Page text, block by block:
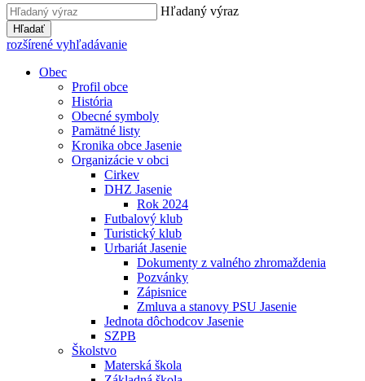
Hľadaný výraz
Hľadať
rozšírené vyhľadávanie
Obec
Profil obce
História
Obecné symboly
Pamätné listy
Kronika obce Jasenie
Organizácie v obci
Cirkev
DHZ Jasenie
Rok 2024
Futbalový klub
Turistický klub
Urbariát Jasenie
Dokumenty z valného zhromaždenia
Pozvánky
Zápisnice
Zmluva a stanovy PSU Jasenie
Jednota dôchodcov Jasenie
SZPB
Školstvo
Materská škola